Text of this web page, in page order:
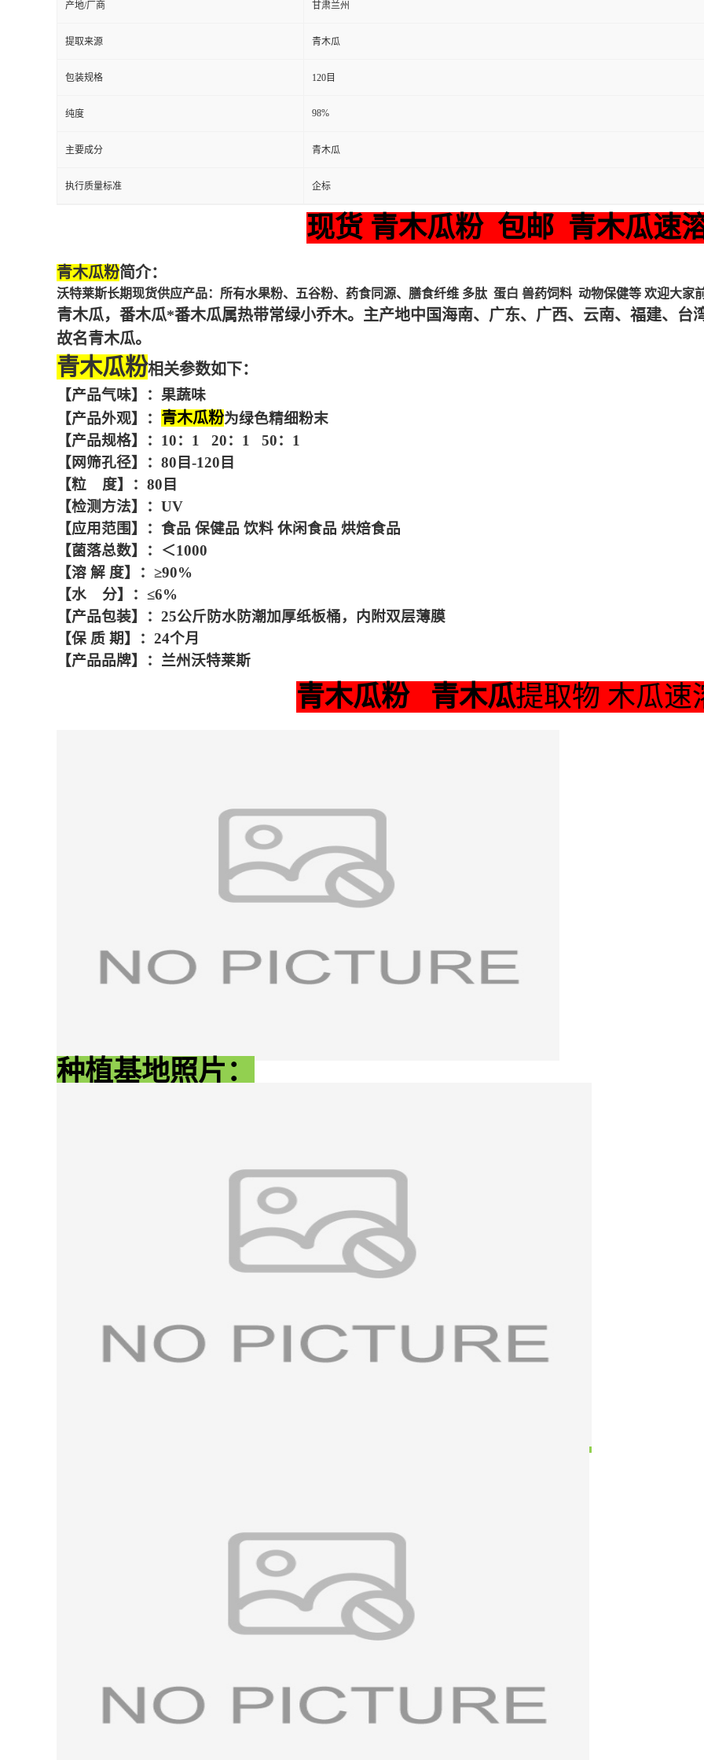
产地/厂商 甘肃兰州
提取来源 青木瓜
包装规格 120目
纯度 98%
主要成分 青木瓜
执行质量标准 企标
现货 青木瓜粉 包邮 青木瓜速
青木瓜粉简介：
沃特莱斯长期现货供应产品：所有水果粉、五谷粉、药食同源、膳食纤维 多肽 蛋白 兽药饲料 动物保健等 欢迎大家
青木瓜，番木瓜*番木瓜属热带常绿小乔木。主产地中国海南、广东、广西、云南、福建、台
故名青木瓜。
青木瓜粉相关参数如下：
【产品气味】：果蔬味
【产品外观】： 青木瓜粉为绿色精细粉末
【产品规格】：10：1 20：1 50：1
【网筛孔径】：80目-120目
【粒 度】：80目
【检测方法】：UV
【应用范围】：食品 保健品 饮料 休闲食品 烘焙食品
【菌落总数】：＜1000
【溶 解 度】：≥90%
【水 分】：≤6%
【产品包装】：25公斤防水防潮加厚纸板桶，内附双层薄膜
【保 质 期】：24个月
【产品品牌】：兰州沃特莱斯
青木瓜粉 青木瓜提取物 木瓜速
种植基地照片：